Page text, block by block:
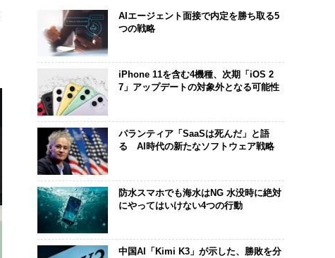
AIエージェント面接で内定を勝ち取る5
つの戦略
iPhone 11を含む4機種、次期「iOS 2
7」アップデートの対象外となる可能性
パランティア「SaaSは死んだ」と語
る AI時代の新たなソフトウェア戦略
防水スマホでも海水はNG 水没時に絶対
にやってはいけない4つの行動
中国AI「Kimi K3」が示した、勝敗を分